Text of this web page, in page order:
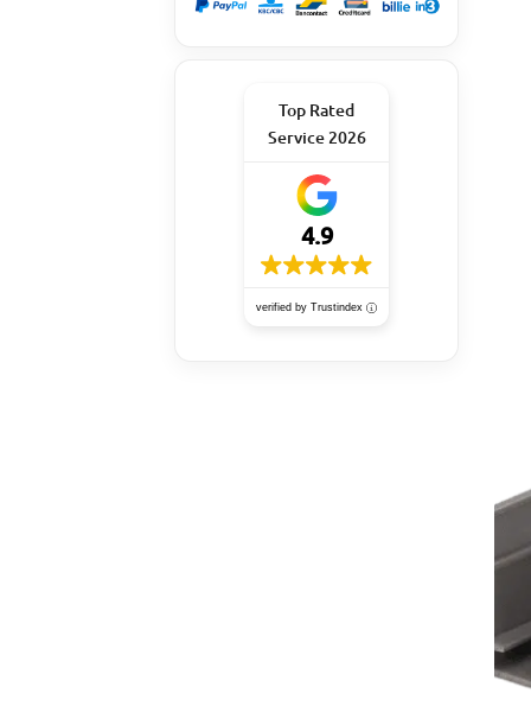
Top Rated
Service 2026
4.9
verified by Trustindex